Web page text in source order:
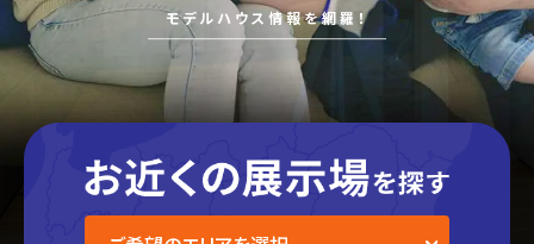
モデルハウス情報を網羅！